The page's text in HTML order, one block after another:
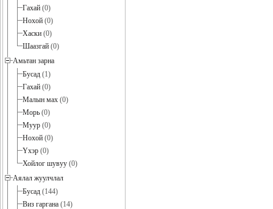
Гахай (0)
Нохой (0)
Хаски (0)
Шаазгай (0)
Амьтан зарна
Бусад (1)
Гахай (0)
Малын мах (0)
Морь (0)
Муур (0)
Нохой (0)
Үхэр (0)
Хойлог шувуу (0)
Аялал жуулчлал
Бусад (144)
Виз гаргана (14)